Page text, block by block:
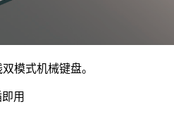
模式机械键盘。
用